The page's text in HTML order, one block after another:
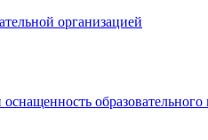
организацией
образовательного